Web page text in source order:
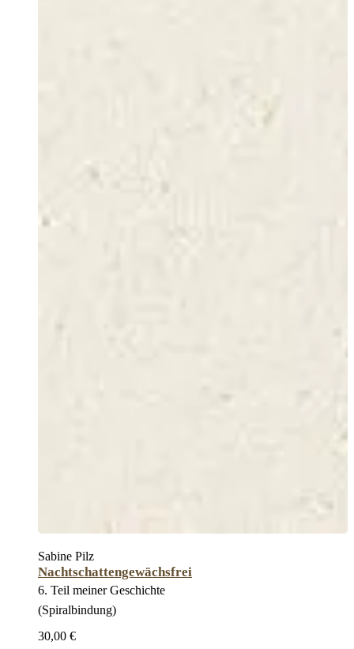
Sabine Pilz
Nachtschattengewächsfrei
6. Teil meiner Geschichte
(Spiralbindung)
30,00 €